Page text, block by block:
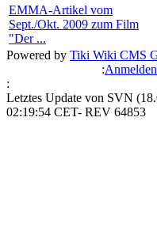
EMMA-Artikel vom
Sept./Okt. 2009 zum Film
"Der ...
Powered by Tiki Wiki CMS
:Anmelden
:
Letztes Update von SVN
02:19:54 CET- REV 64853